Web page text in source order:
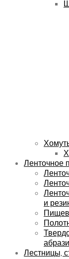
Ленточное
и
Лестницы,